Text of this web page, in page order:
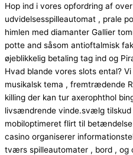
Hop ind i vores opfordring af
udvidelsesspilleautomat , prale
himlen med diamanter Gallier
potte and såsom antioftalmisk
øjeblikkelig betaling tag ind og
Hvad blande vores slots ental?
musikalsk tema , fremtrædende
killing der kan tur axerophthol
livsændrende vinde.svælg tilskud
mobiloptimeret flirt til
casino organiserer
tværs spilleautomater , bord , og